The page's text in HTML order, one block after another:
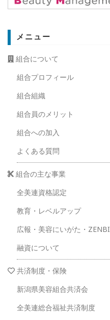
メニュー
組合について
組合プロフィール
組合組織
組合員のメリット
組合への加入
よくある質問
組合の主な事業
全美連資格認定
教育・レベルアップ
広報・美容にいがた・ZENBI
融資について
共済制度・保険
新潟県美容組合共済会
全美連総合福祉共済制度